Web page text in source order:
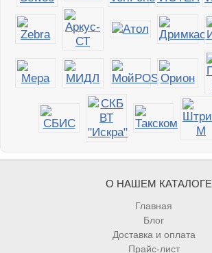
О НАШЕМ КАТАЛОГЕ
Главная
Блог
Доставка и оплата
Прайс-лист